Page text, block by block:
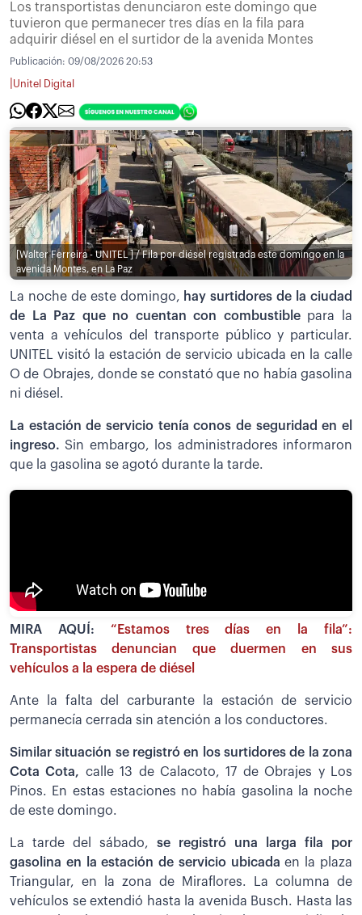
Los transportistas denunciaron este domingo que
tuvieron que permanecer tres días en la fila para
adquirir diésel en el surtidor de la avenida Montes
Publicación: 09/08/2026 20:53
Unitel Digital
[Walter Ferreira - UNITEL ] / Fila por diésel registrada este domingo en la
avenida Montes, en La Paz
La noche de este domingo, hay surtidores de la ciudad
de La Paz que no cuentan con combustible para la
venta a vehículos del transporte público y particular.
UNITEL visitó la estación de servicio ubicada en la calle
O de Obrajes, donde se constató que no había gasolina
ni diésel.
La estación de servicio tenía conos de seguridad en el
ingreso. Sin embargo, los administradores informaron
que la gasolina se agotó durante la tarde.
MIRA AQUÍ: “Estamos tres días en la fila”:
Transportistas denuncian que duermen en sus
vehículos a la espera de diésel
Ante la falta del carburante la estación de servicio
permanecía cerrada sin atención a los conductores.
Similar situación se registró en los surtidores de la zona
Cota Cota, calle 13 de Calacoto, 17 de Obrajes y Los
Pinos. En estas estaciones no había gasolina la noche
de este domingo.
La tarde del sábado, se registró una larga fila por
gasolina en la estación de servicio ubicada en la plaza
Triangular, en la zona de Miraflores. La columna de
vehículos se extendió hasta la avenida Busch. Hasta las